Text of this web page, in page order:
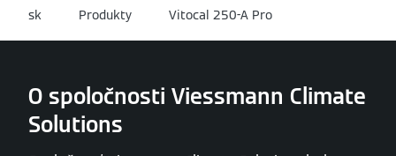
sk Produkty Vitocal 250-A Pro
O spoločnosti Viessmann Climate
Solutions